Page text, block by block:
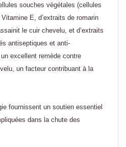
souches végétales (cellules
E, d’extraits de romarin
le cuir chevelu, et d’extraits
antiseptiques et anti-
excellent remède contre
un facteur contribuant à la
fournissent un soutien essentiel
dans la chute des